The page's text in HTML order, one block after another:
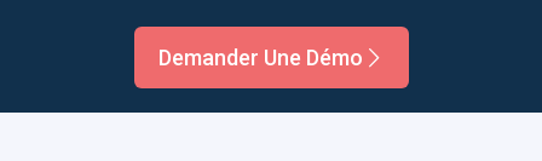
Demander Une Démo